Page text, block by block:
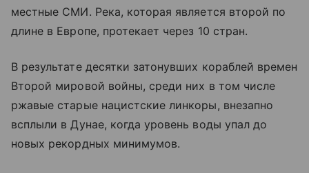
местные СМИ. Река, которая является второй по
длине в Европе, протекает через 10 стран.
В результате десятки затонувших кораблей времен
Второй мировой войны, среди них в том числе
ржавые старые нацистские линкоры, внезапно
всплыли в Дунае, когда уровень воды упал до
новых рекордных минимумов.